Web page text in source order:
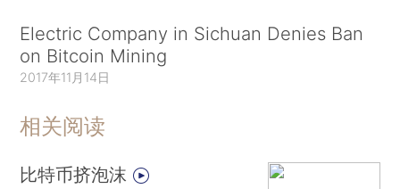
Electric Company in Sichuan Denies Ban
on Bitcoin Mining
2017年11月14日
相关阅读
比特币挤泡沫